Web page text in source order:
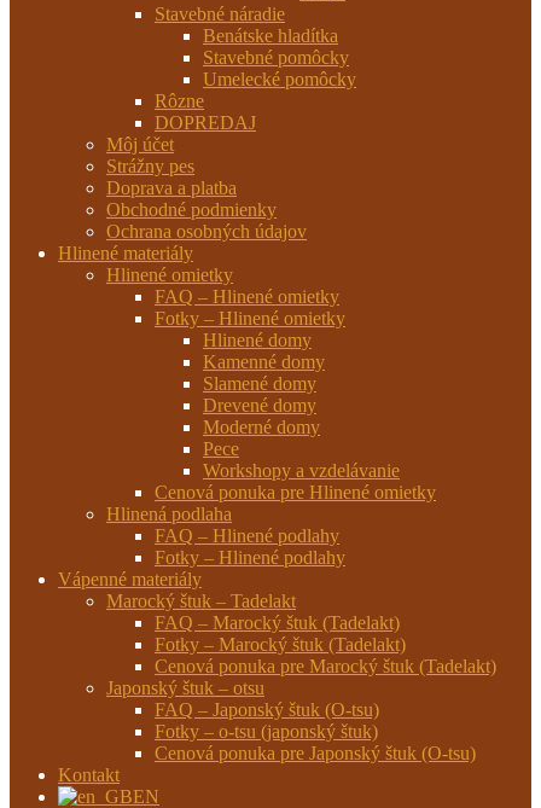
Stavebné náradie
Benátske hladítka
Stavebné pomôcky
Umelecké pomôcky
Rôzne
DOPREDAJ
Môj účet
Strážny pes
Doprava a platba
Obchodné podmienky
Ochrana osobných údajov
Hlinené materiály
Hlinené omietky
FAQ – Hlinené omietky
Fotky – Hlinené omietky
Hlinené domy
Kamenné domy
Slamené domy
Drevené domy
Moderné domy
Pece
Workshopy a vzdelávanie
Cenová ponuka pre Hlinené omietky
Hlinená podlaha
FAQ – Hlinené podlahy
Fotky – Hlinené podlahy
Vápenné materiály
Marocký štuk – Tadelakt
FAQ – Marocký štuk (Tadelakt)
Fotky – Marocký štuk (Tadelakt)
Cenová ponuka pre Marocký štuk (Tadelakt)
Japonský štuk – otsu
FAQ – Japonský štuk (O-tsu)
Fotky – o-tsu (japonský štuk)
Cenová ponuka pre Japonský štuk (O-tsu)
Kontakt
EN